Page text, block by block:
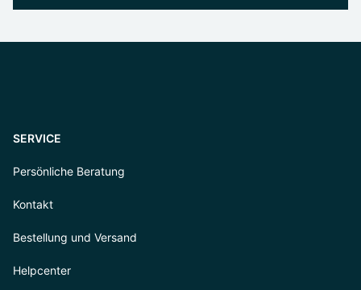
SERVICE
Persönliche Beratung
Kontakt
Bestellung und Versand
Helpcenter